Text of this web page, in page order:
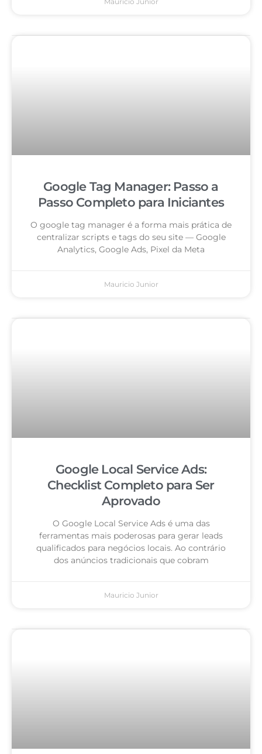
Google Tag Manager: Passo a
Passo Completo para Iniciantes
O google tag manager é a forma mais prática de
centralizar scripts e tags do seu site — Google
Analytics, Google Ads, Pixel da Meta
Mauricio Junior
Google Local Service Ads:
Checklist Completo para Ser
Aprovado
O Google Local Service Ads é uma das
ferramentas mais poderosas para gerar leads
qualificados para negócios locais. Ao contrário
dos anúncios tradicionais que cobram
Mauricio Junior